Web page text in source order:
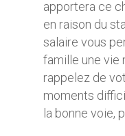
apportera ce
en raison du
salaire vous
famille une vie
rappelez de
moments
la bonne voie,